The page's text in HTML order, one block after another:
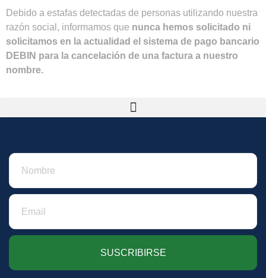
Debido a estafas detectadas de personas utilizando nuestra
razón social, informamos que nunca hemos solicitado ni
solicitamos en la actualidad el sistema de pago bancario
DEBIN para la cancelación de una factura a nuestro
nombre.
SUSCRIBIRSE